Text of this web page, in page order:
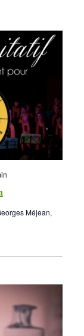
Méjean,
nous !
lance une